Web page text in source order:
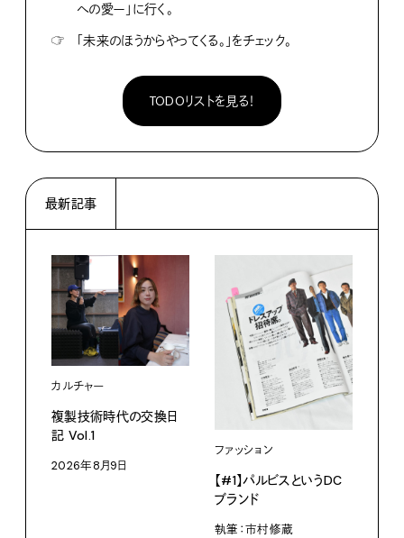
への愛ー」に行く。
☞
「未来のほうからやってくる。」をチェック。
TODOリストを見る！
最新記事
カルチャー
複製技術時代の交換日
記 Vol.1
2026年8月9日
ファッション
【#1】パルビスというDC
ブランド
執筆：市村修蔵